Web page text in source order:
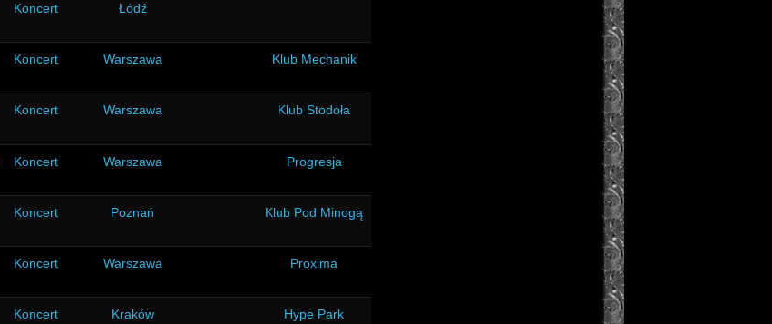
Koncert Łódź
Koncert Warszawa Klub Mechanik
Koncert Warszawa Klub Stodoła
Koncert Warszawa Progresja
Koncert Poznań Klub Pod Minogą
Koncert Warszawa Proxima
Koncert Kraków Hype Park